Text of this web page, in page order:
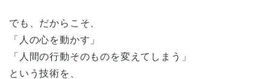
でも、だからこそ、
「人の心を動かす」
「人間の行動そのものを変えてしまう」
という技術を、